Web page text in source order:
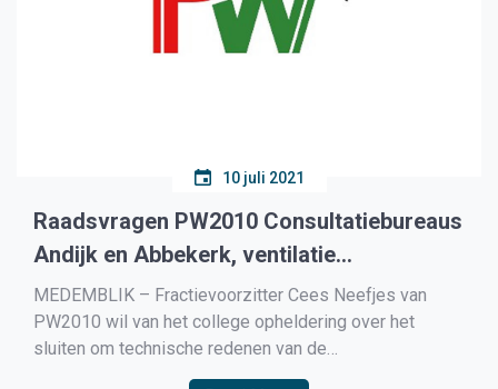
10 juli 2021
Raadsvragen PW2010 Consultatiebureaus
Andijk en Abbekerk, ventilatie
dorpshuizen
MEDEMBLIK – Fractievoorzitter Cees Neefjes van
PW2010 wil van het college opheldering over het
sluiten om technische redenen van de
consultatiebureaus in Abbekerk en Andijk. De GGD